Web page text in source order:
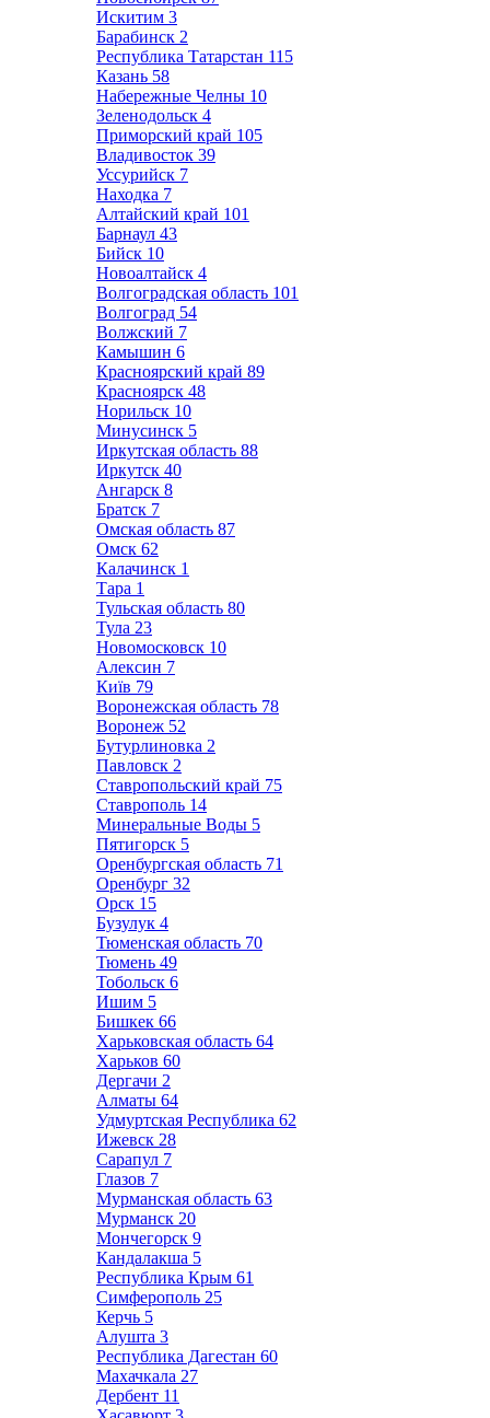
Искитим 3
Барабинск 2
Республика Татарстан 115
Казань 58
Набережные Челны 10
Зеленодольск 4
Приморский край 105
Владивосток 39
Уссурийск 7
Находка 7
Алтайский край 101
Барнаул 43
Бийск 10
Новоалтайск 4
Волгоградская область 101
Волгоград 54
Волжский 7
Камышин 6
Красноярский край 89
Красноярск 48
Норильск 10
Минусинск 5
Иркутская область 88
Иркутск 40
Ангарск 8
Братск 7
Омская область 87
Омск 62
Калачинск 1
Тара 1
Тульская область 80
Тула 23
Новомосковск 10
Алексин 7
Київ 79
Воронежская область 78
Воронеж 52
Бутурлиновка 2
Павловск 2
Ставропольский край 75
Ставрополь 14
Минеральные Воды 5
Пятигорск 5
Оренбургская область 71
Оренбург 32
Орск 15
Бузулук 4
Тюменская область 70
Тюмень 49
Тобольск 6
Ишим 5
Бишкек 66
Харьковская область 64
Харьков 60
Дергачи 2
Алматы 64
Удмуртская Республика 62
Ижевск 28
Сарапул 7
Глазов 7
Мурманская область 63
Мурманск 20
Мончегорск 9
Кандалакша 5
Республика Крым 61
Симферополь 25
Керчь 5
Алушта 3
Республика Дагестан 60
Махачкала 27
Дербент 11